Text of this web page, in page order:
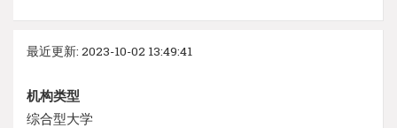
最近更新: 2023-10-02 13:49:41
机构类型
综合型大学